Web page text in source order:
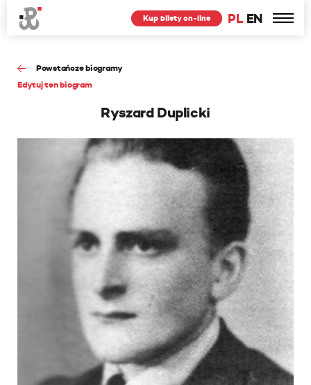
PL EN
Kup bilety on-line
Powstańcze biogramy
Edytuj ten biogram
Ryszard Duplicki